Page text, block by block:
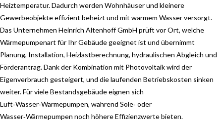
Heiztemperatur. Dadurch werden Wohnhäuser und kleinere
Gewerbeobjekte effizient beheizt und mit warmem Wasser versorgt.
Das Unternehmen Heinrich Altenhoff GmbH prüft vor Ort, welche
Wärmepumpenart für Ihr Gebäude geeignet ist und übernimmt
Planung, Installation, Heizlastberechnung, hydraulischen Abgleich und
Förderantrag. Dank der Kombination mit Photovoltaik wird der
Eigenverbrauch gesteigert, und die laufenden Betriebskosten sinken
weiter. Für viele Bestandsgebäude eignen sich
Luft‑Wasser‑Wärmepumpen, während Sole‑ oder
Wasser‑Wärmepumpen noch höhere Effizienzwerte bieten.